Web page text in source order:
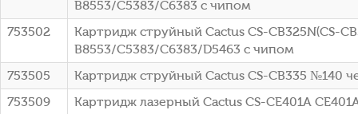
B8553/C5383/C6383 с чипом
753502
Картридж струйный Cactus CS-CB325N(CS-
B8553/C5383/C6383/D5463 с чипом
753505
Картридж струйный Cactus CS-CB335 №140
753509
Картридж лазерный Cactus CS-CE401A